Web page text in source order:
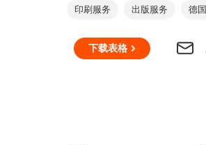
印刷服务 出版服务 德国
下载表格